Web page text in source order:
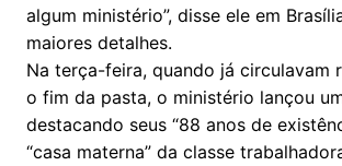
algum ministério”, disse ele em
maiores detalhes.
Na terça-feira, quando já circulavam
o fim da pasta, o ministério lançou
destacando seus “88 anos de
“casa materna” da classe